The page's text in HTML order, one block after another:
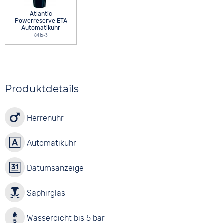
Atlantic
Powerreserve ETA
Automatikuhr
8416-3
Produktdetails
Herrenuhr
Automatikuhr
Datumsanzeige
Saphirglas
Wasserdicht bis 5 bar